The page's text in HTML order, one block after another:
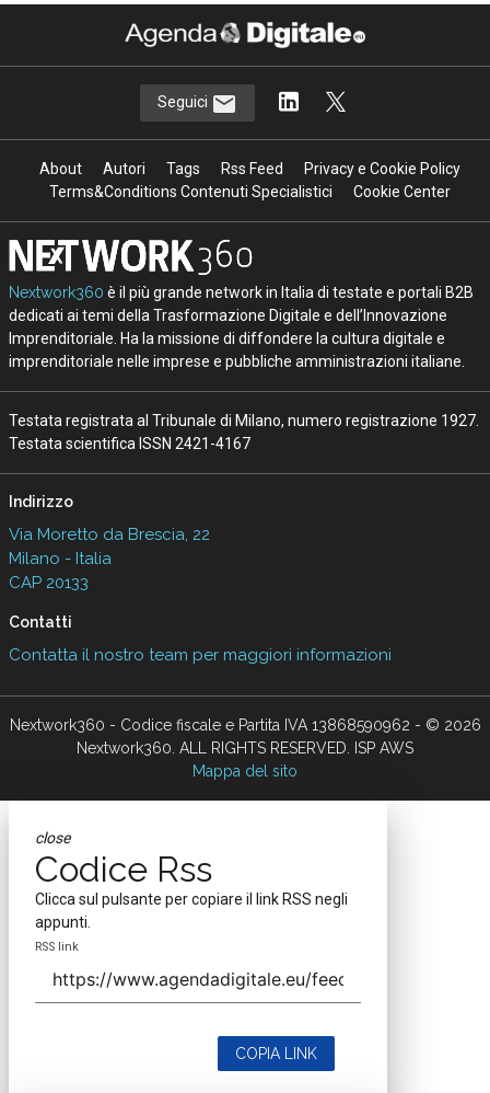
Seguici
About Autori Tags Rss Feed
Privacy e Cookie Policy
Terms&Conditions Contenuti Specialistici
Cookie Center
Nextwork360 è il più grande network in Italia di testate e portali B2B
dedicati ai temi della Trasformazione Digitale e dell’Innovazione
Imprenditoriale. Ha la missione di diffondere la cultura digitale e
imprenditoriale nelle imprese e pubbliche amministrazioni italiane.
Testata registrata al Tribunale di Milano, numero registrazione 1927.
Testata scientifica ISSN 2421-4167
Indirizzo
Via Moretto da Brescia, 22
Milano - Italia
CAP 20133
Contatti
Contatta il nostro team per maggiori informazioni
Nextwork360 - Codice fiscale e Partita IVA 13868590962 - © 2026
Nextwork360. ALL RIGHTS RESERVED. ISP AWS
Mappa del sito
close
Codice Rss
Clicca sul pulsante per copiare il link RSS negli
appunti.
RSS link
COPIA LINK